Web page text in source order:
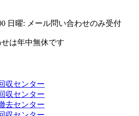
日曜: メール問い合わせのみ受付
は年中無休です
収センター
収センター
去センター